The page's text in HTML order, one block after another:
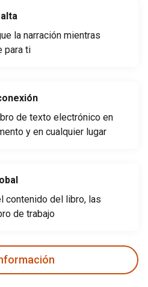
la narración mientras
para ti
de texto electrónico en
y en cualquier lugar
contenido del libro, las
de trabajo